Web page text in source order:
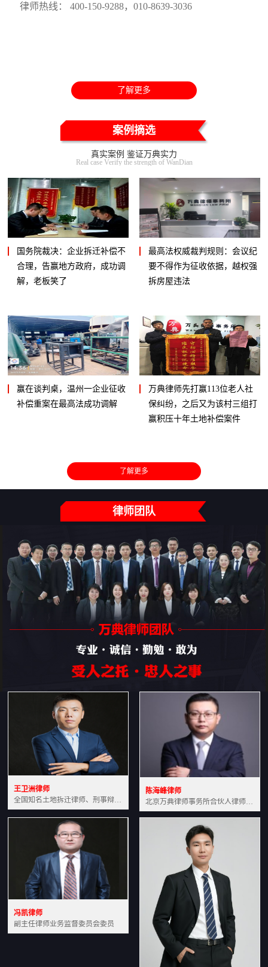
律师热线： 400-150-9288，010-8639-3036
了解更多
案例摘选
真实案例 鉴证万典实力
Real case Verify the strength of WanDian
国务院裁决：企业拆迁补偿不
合理，告赢地方政府，成功调
解，老板笑了
最高法权威裁判规则：会议纪
要不得作为征收依据，越权强
拆房屋违法
赢在谈判桌，温州一企业征收
补偿重案在最高法成功调解
万典律师先打赢113位老人社
保纠纷，之后又为该村三组打
赢积压十年土地补偿案件
了解更多
律师团队
王卫洲律师
全国知名土地拆迁律师、刑事辩护律师北京万典律师事务所主任中国法学会会员北京市行政法研究会理事
陈海峰律师
北京万典律师事务所合伙人律师土地房产专业资深律师
冯凯律师
副主任律师业务监督委员会委员